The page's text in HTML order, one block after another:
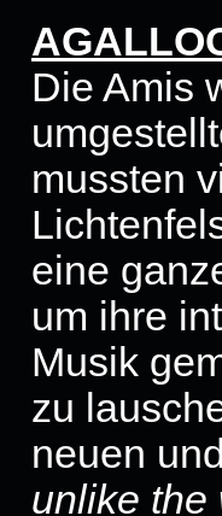
Die Amis
mussten
eine
um ihre
Musik
zu
neuen
unlike the